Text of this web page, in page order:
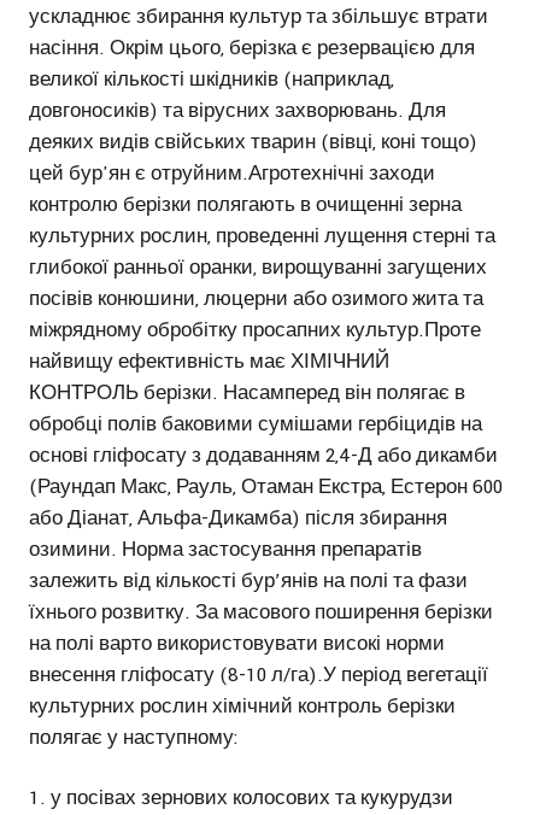
ускладнює збирання культур та збільшує втрати
насіння. Окрім цього, берізка є резервацією для
великої кількості шкідників (наприклад,
довгоносиків) та вірусних захворювань. Для
деяких видів свійських тварин (вівці, коні тощо)
цей бур'ян є отруйним.Агротехнічні заходи
контролю берізки полягають в очищенні зерна
культурних рослин, проведенні лущення стерні та
глибокої ранньої оранки, вирощуванні загущених
посівів конюшини, люцерни або озимого жита та
міжрядному обробітку просапних культур.Проте
найвищу ефективність має ХІМІЧНИЙ
КОНТРОЛЬ берізки. Насамперед він полягає в
обробці полів баковими сумішами гербіцидів на
основі гліфосату з додаванням 2,4-Д або дикамби
(Раундап Макс, Рауль, Отаман Екстра, Естерон 600
або Діанат, Альфа-Дикамба) після збирання
озимини. Норма застосування препаратів
залежить від кількості бур’янів на полі та фази
їхнього розвитку. За масового поширення берізки
на полі варто використовувати високі норми
внесення гліфосату (8-10 л/га).У період вегетації
культурних рослин хімічний контроль берізки
полягає у наступному:
у посівах зернових колосових та кукурудзи